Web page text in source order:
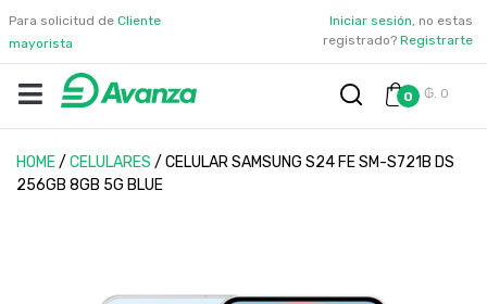
Para solicitud de Cliente
mayorista
Iniciar sesión, no estas
registrado? Registrarte
0 ₲. 0
HOME/ CELULARES / CELULAR SAMSUNG S24 FE SM-S721B DS
256GB 8GB 5G BLUE